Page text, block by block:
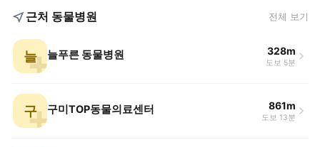
근처 동물병원 전체 보기
늘 늘푸른 동물병원 328m
도보 5분
구 구미TOP동물의료센터 861m
도보 13분